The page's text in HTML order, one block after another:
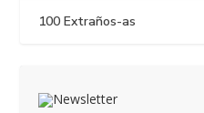
100 Extraños-as